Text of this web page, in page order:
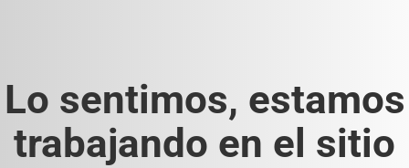
Lo sentimos, estamos
trabajando en el sitio